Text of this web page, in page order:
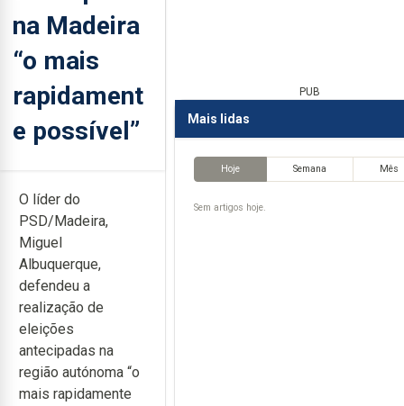
na Madeira
“o mais
rapidament
e possível”
O líder do
PSD/Madeira,
Miguel
Albuquerque,
defendeu a
realização de
eleições
antecipadas na
região autónoma “o
mais rapidamente
PUB
Mais lidas
Hoje Semana Mês
Sem artigos hoje.